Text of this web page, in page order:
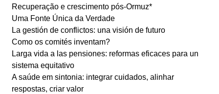
Recuperação e crescimento pós-Ormuz*
Uma Fonte Única da Verdade
La gestión de conflictos: una visión de futuro
Como os comités inventam?
Larga vida a las pensiones: reformas eficaces para un
sistema equitativo
A saúde em sintonia: integrar cuidados, alinhar
respostas, criar valor